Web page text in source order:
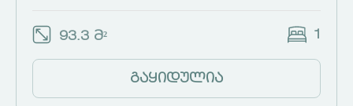
93.3 მ² 1
გაყიდულია